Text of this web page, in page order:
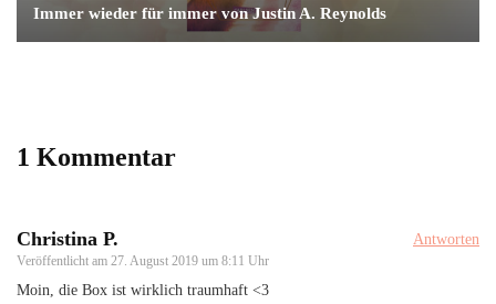
Immer wieder für immer von Justin A. Reynolds
1 Kommentar
Christina P.
Veröffentlicht am 27. August 2019 um 8:11 Uhr
Antworten
Moin, die Box ist wirklich traumhaft <3